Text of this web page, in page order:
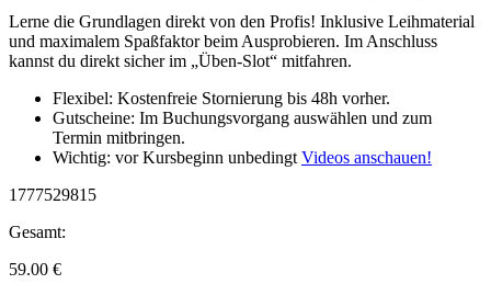
Lerne die Grundlagen direkt von den Profis! Inklusive Leihmaterial
und maximalem Spaßfaktor beim Ausprobieren. Im Anschluss
kannst du direkt sicher im „Üben-Slot“ mitfahren.
Flexibel: Kostenfreie Stornierung bis 48h vorher.
Gutscheine: Im Buchungsvorgang auswählen und zum
Termin mitbringen.
Wichtig: vor Kursbeginn unbedingt Videos anschauen!
1777529815
Gesamt:
59.00 €